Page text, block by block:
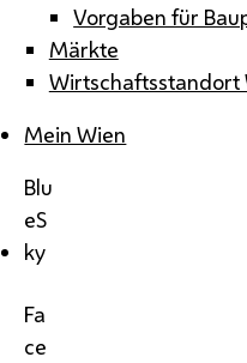
Vorgaben für
Märkte
Wirtschaftsstandort
Mein Wien
Blu
eS
ky
Fa
ce